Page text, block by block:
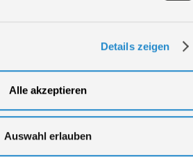
Details zeigen
Alle akzeptieren
Auswahl erlauben
/ Warn-und Sicherheitshinweise
Service